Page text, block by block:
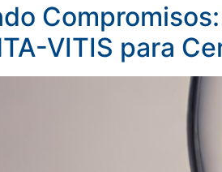
VITIS para